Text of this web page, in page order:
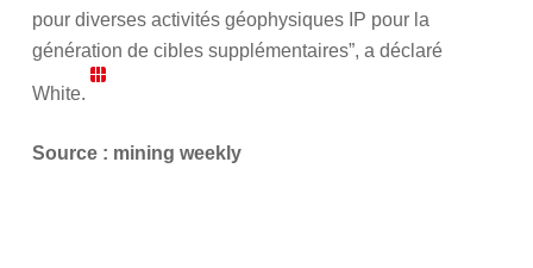
pour diverses activités géophysiques IP pour la
génération de cibles supplémentaires”, a déclaré
White.
Source : mining weekly